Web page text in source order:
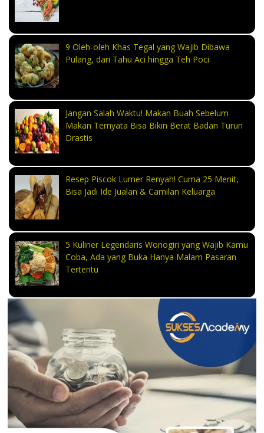
9 Oleh-oleh Khas Tegal yang Wajib Dibawa
Pulang, dari Tahu Aci hingga Teh Poci
Jangan Salah Waktu! Makan Buah Sebelum
Makan Ternyata Bisa Bikin Berat Badan Turun
Drastis
Resep Piscok Lumer Renyah! Cuma 25 Menit,
Bisa Jadi Ide Jualan & Camilan Keluarga
5 Kuliner Legendaris Wonogiri yang Wajib Kamu
Coba, Ada yang Buka Hanya Malam Pasaran
Tertentu